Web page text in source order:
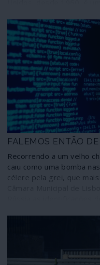
eventos últimos. Um
de acesso público)
Research Division”' da
pesquisa ligada aos
coloca como único
seja, o abandono da via
estabelecendo uma
propósito.
FALEMOS ENTÃO
Recorrendo a um velho
caiu como uma bomba
célere pela grei, que
de extrema gravidade
tomou as dores da
manifestou a sua revolta
com o comportamento